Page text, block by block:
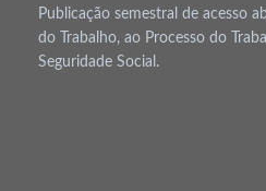
Publicação semestral de acesso
do Trabalho, ao Processo do
Seguridade Social.